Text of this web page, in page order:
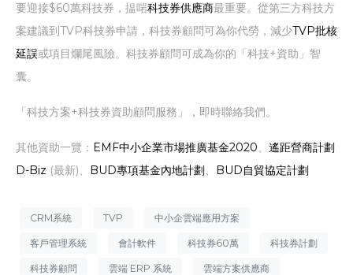
要迎接$60萬科技券，揾啱科技券供應商最重要。從第三方科技方
案建議到TVP科技券申請，科技券顧問可為你代勞，減少TVP批核
延誤或項目爛尾風險。科技券顧問可成為你的「科技+資助」智
囊。
「科技方案+科技券資助顧問服務」，即時聯絡我們。
其他資助一覽： EMF中小企業市場推廣基金2020、 遙距營商計劃
D-Biz (最新)、 BUD專項基金內地計劃、 BUD自貿協定計劃
CRM系統 TVP 中小企雲端應用方案
客戶管理系統 會計軟件 科技券60萬 科技券計劃
科技券顧問 雲端 ERP 系統 雲端方案供應商